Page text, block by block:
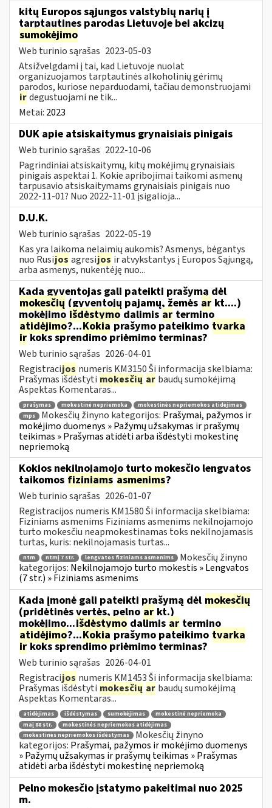
kitų Europos sąjungos valstybių narių į
tarptautines parodas Lietuvoje bei akcizų
sumokėjimo
Web turinio sąrašas 2023-05-03
Atsižvelgdami į tai, kad Lietuvoje nuolat
organizuojamos tarptautinės alkoholinių gėrimų
parodos, kuriose neparduodami, tačiau demonstruojami
irdegustuojami ne tik...
Metai: 2023
DUK apie atsiskaitymus grynaisiais pinigais
Web turinio sąrašas 2022-10-06
Pagrindiniai atsiskaitymų, kitų mokėjimų grynaisiais
pinigais aspektai 1. Kokie apribojimai taikomi asmenų
tarpusavio atsiskaitymams grynaisiais pinigais nuo
2022-11-01? Nuo 2022-11-01 įsigalioja...
D.U.K.
Web turinio sąrašas 2022-05-19
Kas yra laikoma nelaimių aukomis? Asmenys, bėgantys
nuo Rusijos agresijos ir atvykstantys į Europos Sąjungą,
arba asmenys, nukentėję nuo...
Kada gyventojas gali pateikti prašymą dėl
mokesčių (gyventojų pajamų, žemės ar kt....)
mokėjimo išdėstymo dalimis ar termino
atidėjimo?...Kokiaprašymo pateikimo tvarka
irkoks sprendimo priėmimo terminas?
Web turinio sąrašas 2026-04-01
Registracijos numeris KM3150 Ši informacija skelbiama:
Prašymas išdėstyti mokesčių ar baudų sumokėjimą
Aspektas Komentaras...
prašymas mokestinė nepriemoka
mokestinės nepriemokos atidėjimas
mps
Mokesčių žinyno kategorijos: Prašymai, pažymos ir
mokėjimo duomenys » Pažymų užsakymas ir prašymų
teikimas » Prašymas atidėti arba išdėstyti mokestinę
nepriemoką
Kokios nekilnojamojo turto mokesčio lengvatos
taikomos fiziniams asmenims?
Web turinio sąrašas 2026-01-07
Registracijos numeris KM1580 Ši informacija skelbiama:
Fiziniams asmenims Fiziniams asmenims nekilnojamojo
turto mokesčiu neapmokestinamas toks nekilnojamasis
turtas, kuris: nekilnojamasis turtas...
ntm ntmį 7 str. lengvatos fiziniams asmenims
Mokesčių žinyno
kategorijos: Nekilnojamojo turto mokestis » Lengvatos
(7 str.) » Fiziniams asmenims
Kada įmonė gali pateikti prašymą dėl mokesčių
(pridėtinės vertės, pelno ar kt.)
mokėjimo...išdėstymo dalimis ar termino
atidėjimo?...Kokiaprašymo pateikimo tvarka
irkoks sprendimo priėmimo terminas?
Web turinio sąrašas 2026-04-01
Registracijos numeris KM1453 Ši informacija skelbiama:
Prašymas išdėstyti mokesčių ar baudų sumokėjimą
Aspektas Komentaras...
atidėjimas išdėstymas sumokėjimas
mokestinė nepriemoka
maį 88 str.
mokestinės nepriemokos atidėjimas
mokestinės nepriemokos išdėstymas
Mokesčių žinyno
kategorijos: Prašymai, pažymos ir mokėjimo duomenys
» Pažymų užsakymas ir prašymų teikimas » Prašymas
atidėti arba išdėstyti mokestinę nepriemoką
Pelno mokesčio įstatymo pakeitimai nuo 2025
m.